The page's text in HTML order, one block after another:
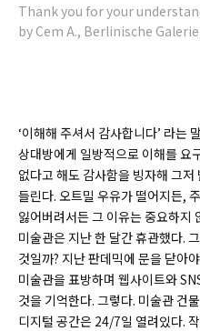
Thank you for your
by Cem A., Berlinische
‘이해해 주셔서 감사합니다’ 라는
상대방에게 일방적으로 이해를 요
없다고 해도 감사함을 빙자해 그
들린다. 오트밀 우유가 떨어지든,
잃어버려서든 그 이유는 중요하지
미술관은 지난 한 달간 휴관했다.
것일까? 지난 판데믹에 문을 닫아
미술관을 표방하며 웹사이트와
것을 기억한다. 그렇다. 미술관 건
디지털 공간은 24/7일 열려있다.